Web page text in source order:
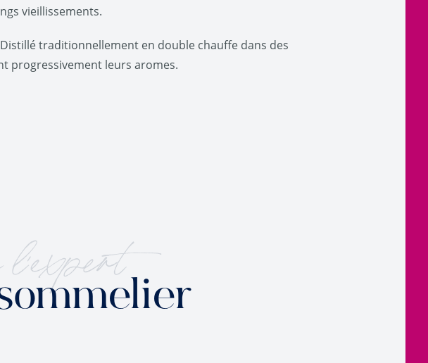
vieillissements.
traditionnellement en double chauffe dans des
progressivement leurs aromes.
l'expert